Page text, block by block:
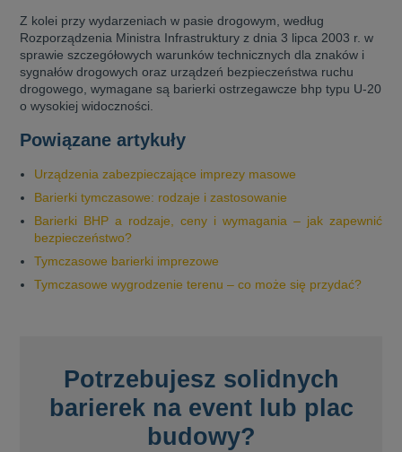
Z kolei przy wydarzeniach w pasie drogowym, według
Rozporządzenia Ministra Infrastruktury z dnia 3 lipca 2003 r. w
sprawie szczegółowych warunków technicznych dla znaków i
sygnałów drogowych oraz urządzeń bezpieczeństwa ruchu
drogowego, wymagane są barierki ostrzegawcze bhp typu U-20
o wysokiej widoczności.
Powiązane artykuły
Urządzenia zabezpieczające imprezy masowe
Barierki tymczasowe: rodzaje i zastosowanie
Barierki BHP a rodzaje, ceny i wymagania – jak zapewnić
bezpieczeństwo?
Tymczasowe barierki imprezowe
Tymczasowe wygrodzenie terenu – co może się przydać?
Potrzebujesz solidnych
barierek na event lub plac
budowy?